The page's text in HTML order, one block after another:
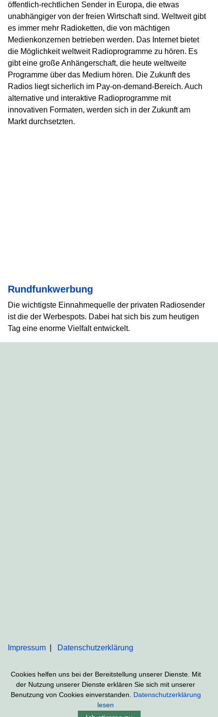
öffentlich-rechtlichen Sender in Europa, die etwas
unabhängiger von der freien Wirtschaft sind. Weltweit gibt
es immer mehr Radioketten, die von mächtigen
Medienkonzernen betrieben werden. Das Internet bietet
die Möglichkeit weltweit Radioprogramme zu hören. Es
gibt eine große Anhängerschaft, die heute weltweite
Programme über das Medium hören. Die Zukunft des
Radios liegt sicherlich im Pay-on-demand-Bereich. Auch
alternative und interaktive Radioprogramme mit
innovativen Formaten, werden sich in der Zukunft am
Markt durchsetzten.
Rundfunkwerbung
Die wichtigste Einnahmequelle der privaten Radiosender
ist die der Werbespots. Dabei hat sich bis zum heutigen
Tag eine enorme Vielfalt entwickelt.
Impressum Datenschutzerklärung
Cookies helfen uns bei der Bereitstellung unserer Dienste. Mit
der Nutzung unserer Dienste erklären Sie sich mit unserer
Benutzung von Cookies einverstanden. Datenschutzerklärung
lesen